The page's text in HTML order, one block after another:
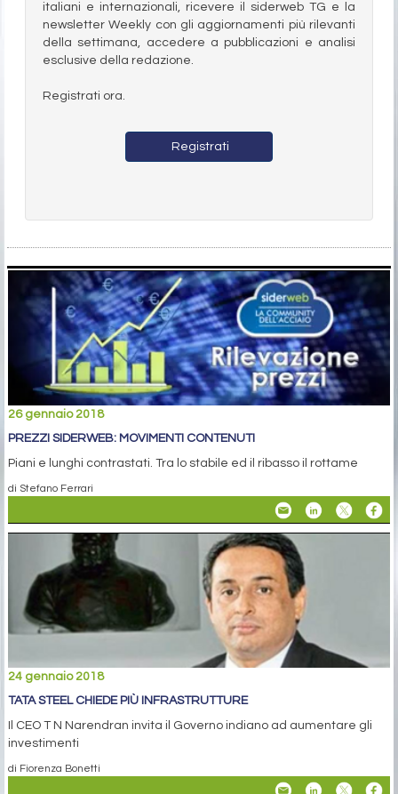
italiani e internazionali, ricevere il siderweb TG e la
newsletter Weekly con gli aggiornamenti più rilevanti
della settimana, accedere a pubblicazioni e analisi
esclusive della redazione.
Registrati ora.
Registrati
26 gennaio 2018
PREZZI SIDERWEB: MOVIMENTI CONTENUTI
Piani e lunghi contrastati. Tra lo stabile ed il ribasso il rottame
di Stefano Ferrari
24 gennaio 2018
TATA STEEL CHIEDE PIÙ INFRASTRUTTURE
Il CEO T N Narendran invita il Governo indiano ad aumentare gli
investimenti
di Fiorenza Bonetti